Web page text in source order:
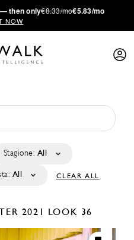
then only€8.33/mo€5.83/mo
NOW
Stagione: All
All CLEAR ALL
2021 LOOK 36